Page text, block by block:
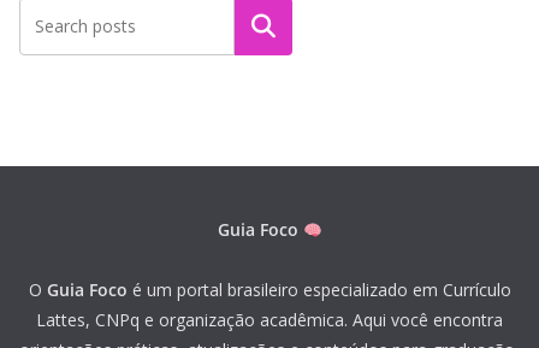
Pesquisar
Guia Foco
O Guia Foco é um portal brasileiro especializado em Currículo
Lattes, CNPq e organização acadêmica. Aqui você encontra